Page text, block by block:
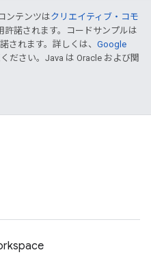
ンテンツはクリエイティブ・コモ
許諾されます。コードサンプルは
されます。詳しくは、 Google
ださい。Java は Oracle および関